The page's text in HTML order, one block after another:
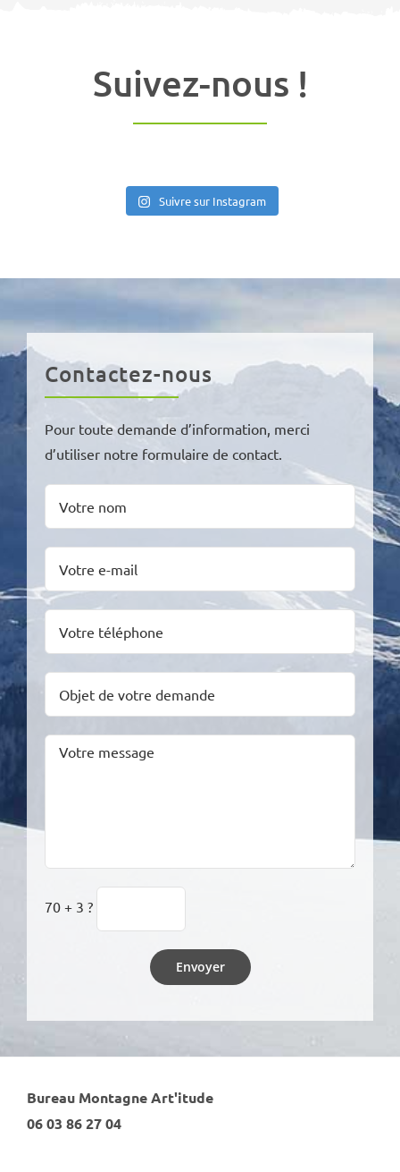
Suivez-nous !
Suivre sur Instagram
Contactez-nous
Pour toute demande d’information, merci
d’utiliser notre formulaire de contact.
70 + 3 ?
Bureau Montagne Art'itude
06 03 86 27 04